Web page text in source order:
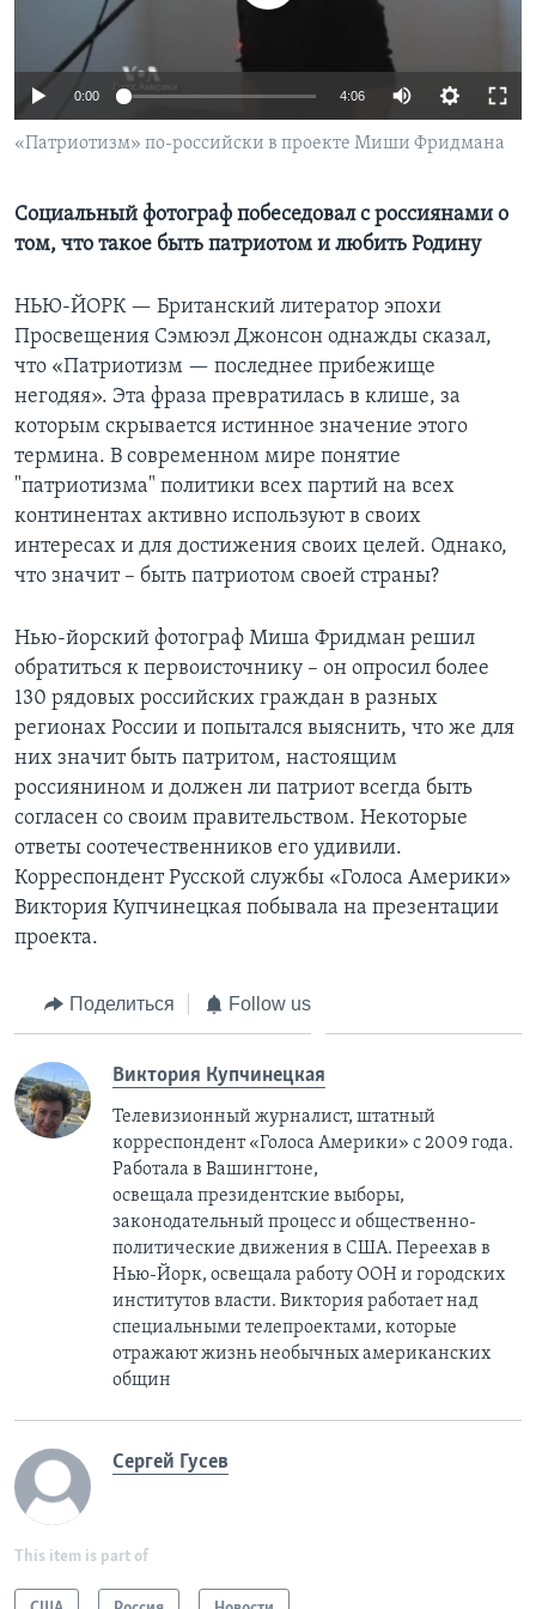
Learning English
СОЦИАЛЬНЫЕ СЕТИ
Языки
0:00 4:06
«Патриотизм» по-российски в проекте Миши Фридмана
Социальный фотограф побеседовал с россиянами о
том, что такое быть патриотом и любить Родину
НЬЮ-ЙОРК — Британский литератор эпохи
Просвещения Сэмюэл Джонсон однажды сказал,
что «Патриотизм — последнее прибежище
негодяя». Эта фраза превратилась в клише, за
которым скрывается истинное значение этого
термина. В современном мире понятие
"патриотизма" политики всех партий на всех
континентах активно используют в своих
интересах и для достижения своих целей. Однако,
что значит – быть патриотом своей страны?
Нью-йорский фотограф Миша Фридман решил
обратиться к первоисточнику – он опросил более
130 рядовых российских граждан в разных
регионах России и попытался выяснить, что же для
них значит быть патритом, настоящим
россиянином и должен ли патриот всегда быть
согласен со своим правительством. Некоторые
ответы соотечественников его удивили.
Корреспондент Русской службы «Голоса Америки»
Виктория Купчинецкая побывала на презентации
проекта.
Поделиться Follow us
Виктория Купчинецкая
Телевизионный журналист, штатный
корреспондент «Голоса Америки» с 2009 года.
Работала в Вашингтоне,
освещала президентские выборы,
законодательный процесс и общественно-
политические движения в США. Переехав в
Нью-Йорк, освещала работу ООН и городских
институтов власти. Виктория работает над
специальными телепроектами, которые
отражают жизнь необычных американских
общин
Сергей Гусев
This item is part of